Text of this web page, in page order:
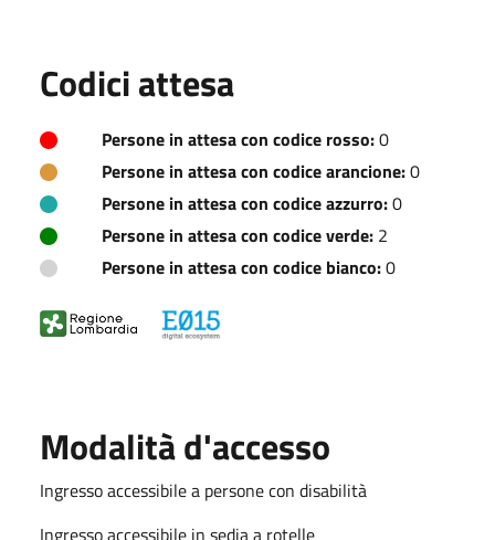
Codici attesa
Persone in attesa con codice rosso:0
Persone in attesa con codice arancione:0
Persone in attesa con codice azzurro:0
Persone in attesa con codice verde: 2
Persone in attesa con codice bianco:0
Modalità d'accesso
Ingresso accessibile a persone con disabilità
Ingresso accessibile in sedia a rotelle